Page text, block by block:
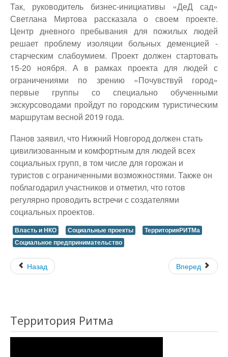
Так, руководитель бизнес-инициативы «ДеД сад»
Светлана Миртова рассказала о своем проекте.
Центр дневного пребывания для пожилых людей
решает проблему изоляции больных деменцией -
старческим слабоумием. Проект должен стартовать
15-20 ноября. А в рамках проекта для людей с
ограничениями по зрению «Почувствуй город»
первые группы со специально обученными
экскурсоводами пройдут по городским туристическим
маршрутам весной 2019 года.
Панов заявил, что Нижний Новгород должен стать
цивилизованным и комфортным для людей всех
социальных групп, в том числе для горожан и
туристов с ограниченными возможностями. Также он
поблагодарил участников и отметил, что готов
регулярно проводить встречи с создателями
социальных проектов.
Власть и НКО Социальные проекты
ТерриторияРИТМа
Социальное предпринимательство
Назад Вперед
Территория Ритма